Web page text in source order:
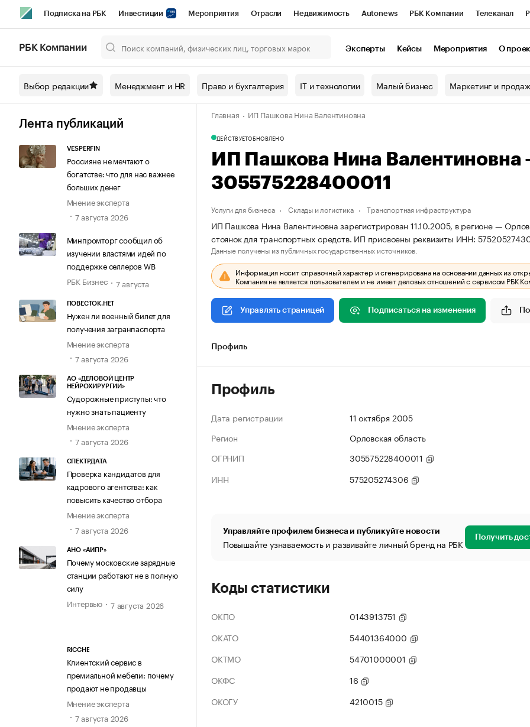
Подписка на РБК Инвестиции Мероприятия Отрасли Недвижимость Autonews РБК Компании Телеканал
Спецпроекты СПб Конференции СПб Спецпроекты Проверка контрагентов
Технологии и медиа Рынок наличной валюты
РБК Компании Эксперты Кейсы Мероприятия О
Выбор редакции Менеджмент и HR Право и бухгалтерия IT и технологии Малый бизнес Маркетинг и
Лента публикаций
VESPERFIN
Россияне не мечтают о
богатстве: что для нас важнее
больших денег
Мнение эксперта
7 августа 2026
Минпромторг сообщил об
изучении властями идей по
поддержке селлеров WB
РБК Бизнес
7 августа
ПОВЕСТОК.НЕТ
Нужен ли военный билет для
получения загранпаспорта
Мнение эксперта
7 августа 2026
АО «ДЕЛОВОЙ ЦЕНТР
НЕЙРОХИРУРГИИ»
Судорожные приступы: что
нужно знать пациенту
Мнение эксперта
7 августа 2026
СПЕКТРДАТА
Проверка кандидатов для
кадрового агентства: как
повысить качество отбора
Мнение эксперта
7 августа 2026
АНО «АИПР»
Почему московские зарядные
станции работают не в полную
силу
Интервью
7 августа 2026
RICCHE
Клиентский сервис в
премиальной мебели: почему
продают не продавцы
Мнение эксперта
7 августа 2026
Главная ИП Пашкова Нина Валентиновна
ДЕЙСТВУЕТОБНОВЛЕНО
ИП Пашкова Нина
305575228400011
Услуги для бизнеса Склады и логистика Транспортная инфраструктура
ИП Пашкова Нина Валентиновна зарегистрирован 11.10.2005, в регионе —
стоянок для транспортных средств. ИП присвоены реквизиты ИНН:
Данные получены из публичных государственных источников.
Информация носит справочный характер и сгенерирована на основании данных из
Компания не является пользователем и не имеет деловых отношений с сервисом РБК
Управлять страницей Подписаться на изменения
Профиль
Профиль
Дата регистрации
11 октября 2005
Регион
Орловская область
ОГРНИП
305575228400011
ИНН
575205274306
Управляйте профилем бизнеса и публикуйте новости
Повышайте узнаваемость и развивайте личный бренд на РБК Получить
Коды статистики
ОКПО
0143913751
ОКАТО
54401364000
ОКТМО
54701000001
ОКФС
16
ОКОГУ
4210015